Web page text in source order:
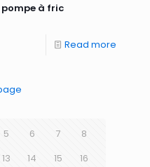
pompe à fric
Read more
5 6 7
8
13 14 15
16